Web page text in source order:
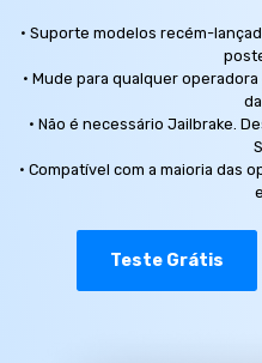
Ver Todos Os Aplicativos
Centro de Ajuda
Transferir Dados
Gerenciador de dados
Reparar Celular
Proteção do celular
Encontre Mais Soluções
· Suporte modelos recém-
· Mude para qualquer
· Não é necessário Jailbrake.
· Compatível com a maioria das
Teste Grátis